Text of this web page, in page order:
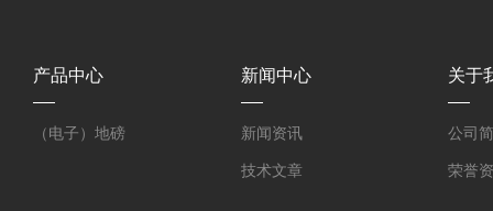
产品中心
（电子）地磅
新闻中心
新闻资讯
技术文章
关于
公司
荣誉